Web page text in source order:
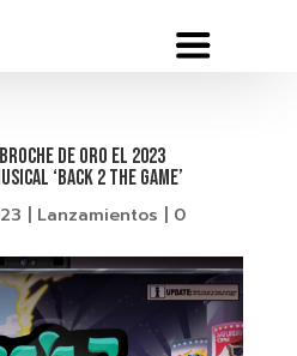
de oro el 2023
‘BACK 2 THE GAME’
Lanzamientos
0